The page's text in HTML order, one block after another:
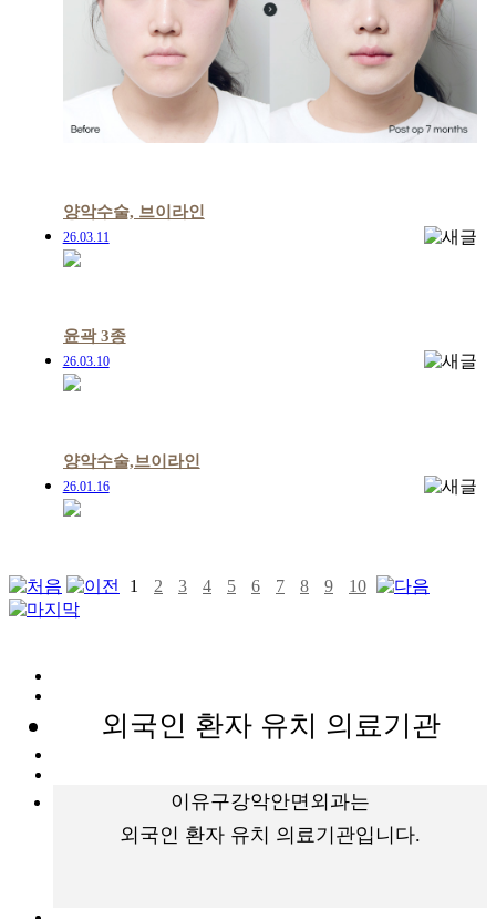
양악수술, 브이라인
26.03.11
윤곽 3종
26.03.10
양악수술,브이라인
26.01.16
1 2 3 4 5 6 7 8 9 10
외국인 환자 유치 의료기관
이유구강악안면외과는
외국인 환자 유치 의료기관입니다.